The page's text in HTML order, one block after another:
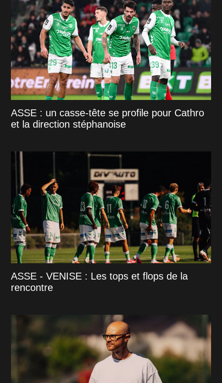
ASSE : un casse-tête se profile pour Cathro
et la direction stéphanoise
ASSE - VENISE : Les tops et flops de la
rencontre